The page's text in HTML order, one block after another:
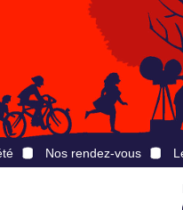
Nos rendez-vous